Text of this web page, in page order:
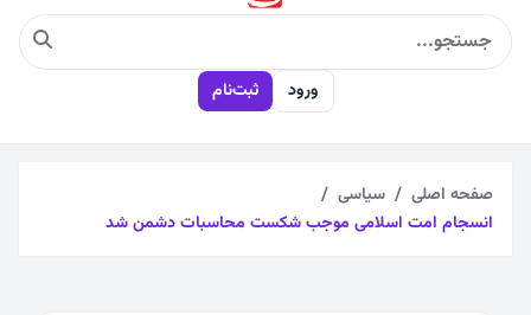
اجتماعی
چندرسانه
ورود ثبت‌نام
صفحه اصلی
سیاسی
انسجام امت اسلامی موجب شکست محاسبات دشمن شد